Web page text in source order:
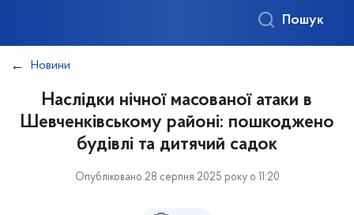
Пошук
Новини
Наслідки нічної масованої атаки в
Шевченківському районі: пошкоджено
будівлі та дитячий садок
Опубліковано 28 серпня 2025 року о 11:20